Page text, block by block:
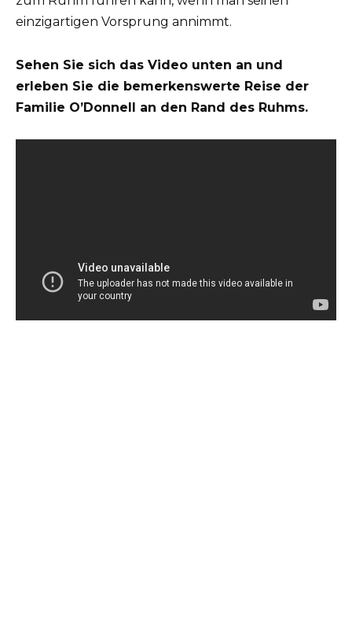
einzigartigen Vorsprung annimmt.
Sehen Sie sich das Video unten an und
erleben Sie die bemerkenswerte Reise der
Familie O’Donnell an den Rand des Ruhms.